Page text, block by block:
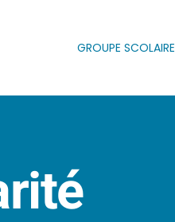
GROUPE SCOLAIRE